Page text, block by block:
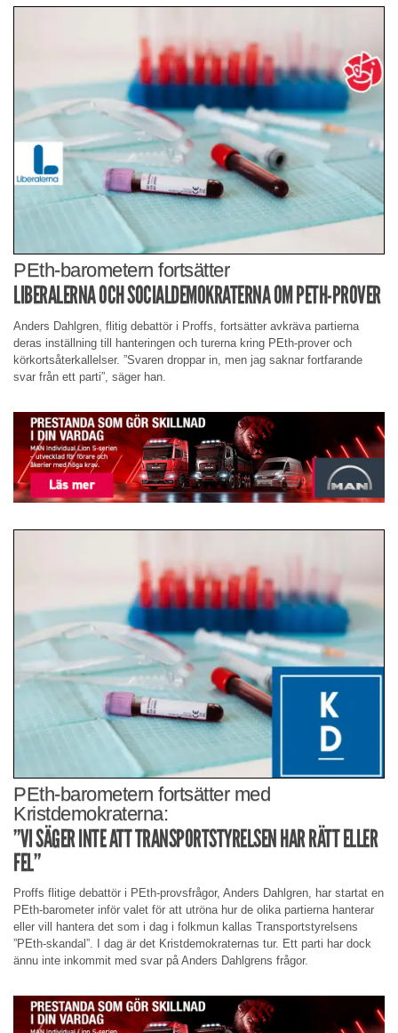
PEth-barometern fortsätter
LIBERALERNA OCH SOCIALDEMOKRATERNA OM PETH-PROVER
Anders Dahlgren, flitig debattör i Proffs, fortsätter avkräva partierna
deras inställning till hanteringen och turerna kring PEth-prover och
körkortsåterkallelser. ”Svaren droppar in, men jag saknar fortfarande
svar från ett parti”, säger han.
PEth-barometern fortsätter med
Kristdemokraterna:
”VI SÄGER INTE ATT TRANSPORTSTYRELSEN HAR RÄTT ELLER
FEL”
Proffs flitige debattör i PEth-provsfrågor, Anders Dahlgren, har startat en
PEth-barometer inför valet för att utröna hur de olika partierna hanterar
eller vill hantera det som i dag i folkmun kallas Transportstyrelsens
”PEth-skandal”. I dag är det Kristdemokraternas tur. Ett parti har dock
ännu inte inkommit med svar på Anders Dahlgrens frågor.